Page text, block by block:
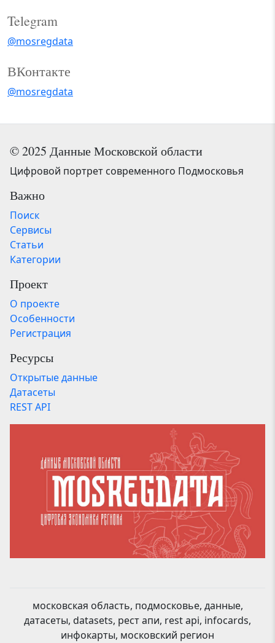
Telegram
@mosregdata
ВКонтакте
@mosregdata
© 2025 Данные Московской области
Цифровой портрет современного Подмосковья
Важно
Поиск
Сервисы
Статьи
Категории
Проект
О проекте
Особенности
Регистрация
Ресурсы
Открытые данные
Датасеты
REST API
московская область, подмосковье, данные,
датасеты, datasets, рест апи, rest api, infocards,
инфокарты, московский регион